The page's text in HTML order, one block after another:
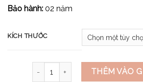
Bảo hành: 02 năm
KÍCH THƯỚC
Đèn ốp trần cổ điển OD-728-23
THÊM VÀO